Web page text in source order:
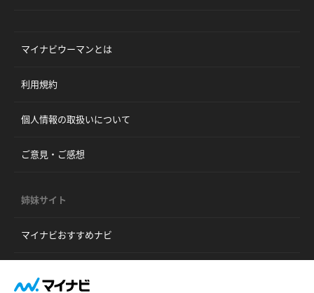
マイナビウーマンとは
利用規約
個人情報の取扱いについて
ご意見・ご感想
姉妹サイト
マイナビおすすめナビ